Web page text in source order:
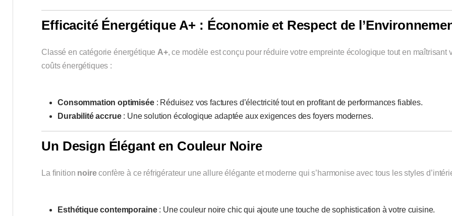
Efficacité Énergétique A+ : Économie et Respect de
Classé en catégorie énergétique A+, ce modèle est conçu pour réduire votre empreinte écologique tout en maîtrisant
coûts énergétiques :
Consommation optimisée: Réduisez vos factures d’électricité tout en profitant de performances fiables.
Durabilité accrue: Une solution écologique adaptée aux exigences des foyers modernes.
Un Design Élégant en Couleur Noire
La finition noireconfère à ce réfrigérateur une allure élégante et moderne qui s’harmonise avec tous les styles
Esthétique contemporaine: Une couleur noire chic qui ajoute une touche de sophistication à votre cuisine.